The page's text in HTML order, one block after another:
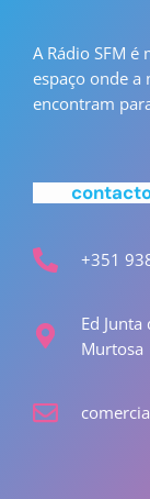
A Rádio SFM
espaço onde a
encontram
+351
Ed
Murtosa